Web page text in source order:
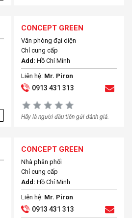
CONCEPT GREEN
Văn phòng đại diện
Chỉ cung cấp
Add: Hồ Chí Minh
Liên hệ: Mr. Piron
0913 431 313
Hãy là người đầu tiên gửi đánh giá.
CONCEPT GREEN
Nhà phân phối
Chỉ cung cấp
Add: Hồ Chí Minh
Liên hệ: Mr. Piron
0913 431 313